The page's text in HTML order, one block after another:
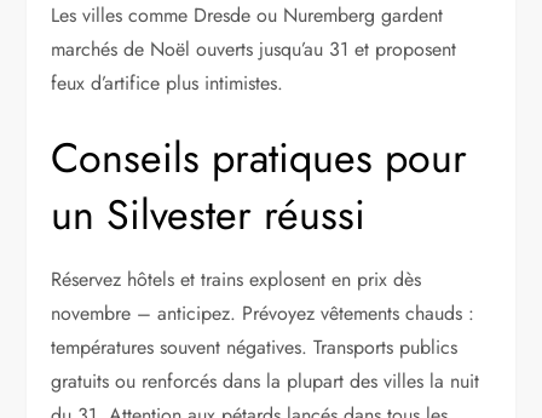
Les villes comme Dresde ou Nuremberg gardent
marchés de Noël ouverts jusqu’au 31 et proposent
feux d’artifice plus intimistes.
Conseils pratiques pour
un Silvester réussi
Réservez hôtels et trains explosent en prix dès
novembre – anticipez. Prévoyez vêtements chauds :
températures souvent négatives. Transports publics
gratuits ou renforcés dans la plupart des villes la nuit